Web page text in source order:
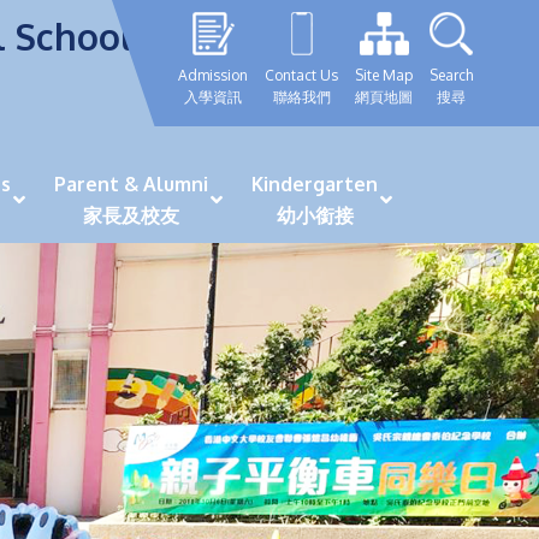
Admission
入學資訊
Contact Us
聯絡我們
Site Map
網頁地圖
Search
搜尋
School
Parent & Alumni
家長及校友
Kindergarten
幼小銜接